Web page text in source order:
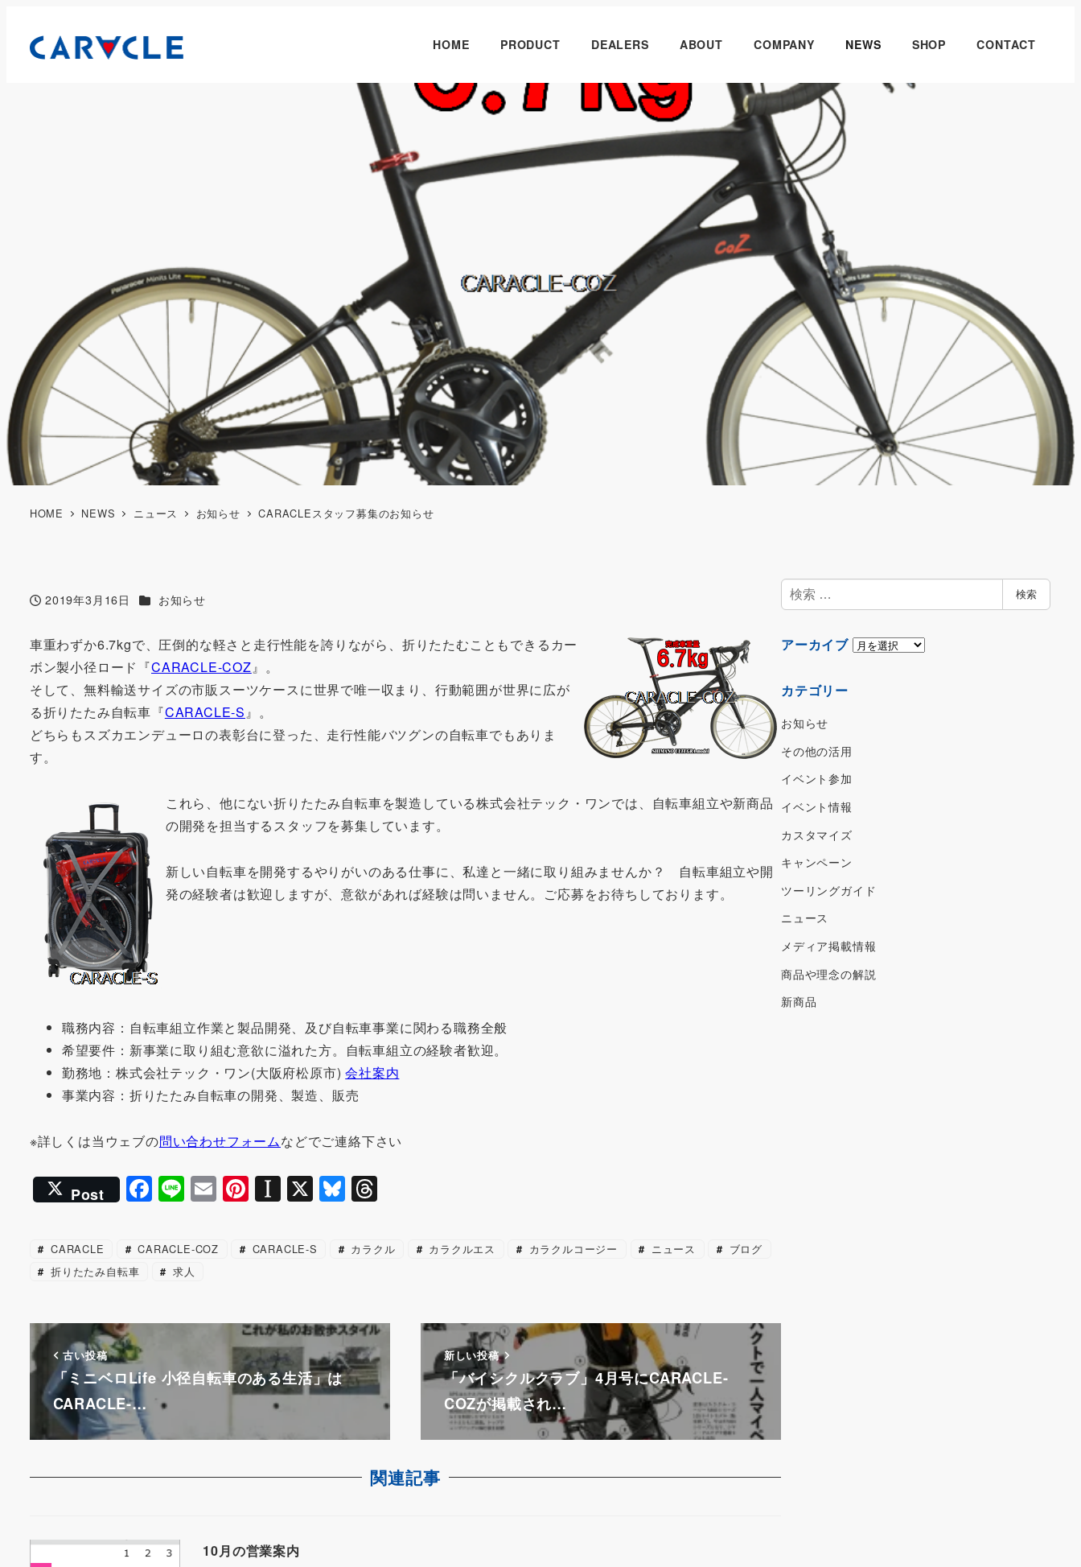
HOME PRODUCT DEALERS ABOUT COMPANY NEWS SHOP CONTACT
HOME NEWS ニュース お知らせ CARACLEスタッフ募集のお知らせ
投稿日
2019年3月16日 カテゴリー
お知らせ
車重わずか6.7kgで、圧倒的な軽さと走行性能を誇りながら、折りたたむこともできるカー
ボン製小径ロード『CARACLE-COZ』。
そして、無料輸送サイズの市販スーツケースに世界で唯一収まり、行動範囲が世界に広が
る折りたたみ自転車『CARACLE-S』。
どちらもスズカエンデューロの表彰台に登った、走行性能バツグンの自転車でもありま
す。
これら、他にない折りたたみ自転車を製造している株式会社テック・ワンでは、自転車組立や新商品
の開発を担当するスタッフを募集しています。
新しい自転車を開発するやりがいのある仕事に、私達と一緒に取り組みませんか？ 自転車組立や開
発の経験者は歓迎しますが、意欲があれば経験は問いません。ご応募をお待ちしております。
職務内容：自転車組立作業と製品開発、及び自転車事業に関わる職務全般
希望要件：新事業に取り組む意欲に溢れた方。自転車組立の経験者歓迎。
勤務地：株式会社テック・ワン(大阪府松原市)会社案内
事業内容：折りたたみ自転車の開発、製造、販売
※詳しくは当ウェブの問い合わせフォームなどでご連絡下さい
Post F
c
e
o
k
Li
e
E
ai
Pi
er
In
a
p
er
X Bl
e
s
y
e
a
s
CARACLE CARACLE-COZ CARACLE-S カラクル カラクルエス カラクルコージー ニュース
ブログ
折りたたみ自転車
求人
古い投稿
「ミニベロLife 小径自転車のある生活」は
CARACLE-…
新しい投稿
「バイシクルクラブ」4月号にCARACLE-
COZが掲載され…
関連記事
10月の営業案内
検
索
検索
アーカイブ ア
カテゴリー
お知らせ
その他の活用
イベント参加
イベント情報
カスタマイズ
キャンペーン
ツーリングガイド
ニュース
メディア掲載情報
商品や理念の解説
新商品